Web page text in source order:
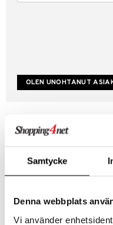
Samtycke
Denna webbplats
Vi använder
Luo uusi asiakas
Tilauksen tila &
Kestotilaus
Arvostele tuotteita
Toivelistat